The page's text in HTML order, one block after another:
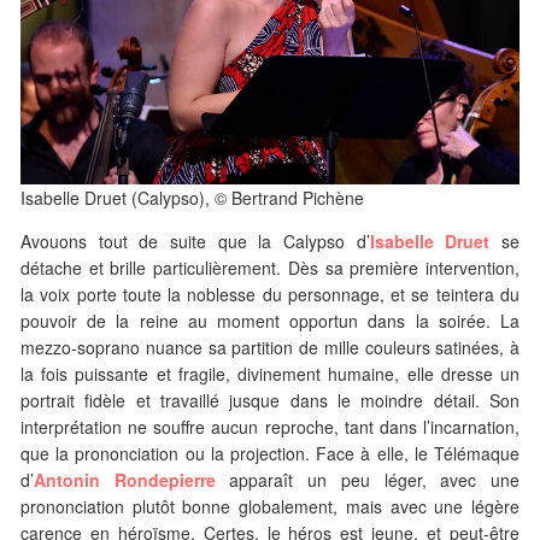
Isabelle Druet (Calypso), © Bertrand Pichène
Avouons tout de suite que la Calypso d’Isabelle Druet se
détache et brille particulièrement. Dès sa première intervention,
la voix porte toute la noblesse du personnage, et se teintera du
pouvoir de la reine au moment opportun dans la soirée. La
mezzo-soprano nuance sa partition de mille couleurs satinées, à
la fois puissante et fragile, divinement humaine, elle dresse un
portrait fidèle et travaillé jusque dans le moindre détail. Son
interprétation ne souffre aucun reproche, tant dans l’incarnation,
que la prononciation ou la projection. Face à elle, le Télémaque
d’Antonin Rondepierreapparaît un peu léger, avec une
prononciation plutôt bonne globalement, mais avec une légère
carence en héroïsme. Certes, le héros est jeune, et peut-être